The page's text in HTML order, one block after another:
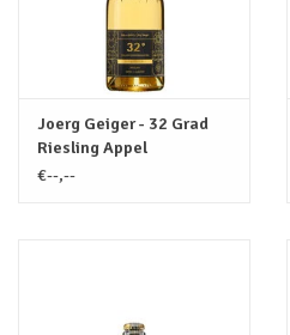
Joerg Geiger - 32 Grad
Riesling Appel
Alcoholvrij (BIO-VEGAN) /
€--,--